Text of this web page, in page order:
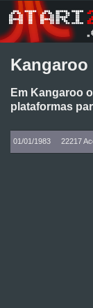
Kangaroo
Em Kangaroo
plataformas
01/01/1983 22217